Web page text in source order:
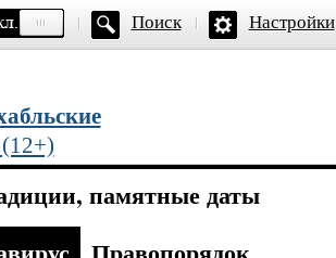
Поиск Настройки
памятные даты